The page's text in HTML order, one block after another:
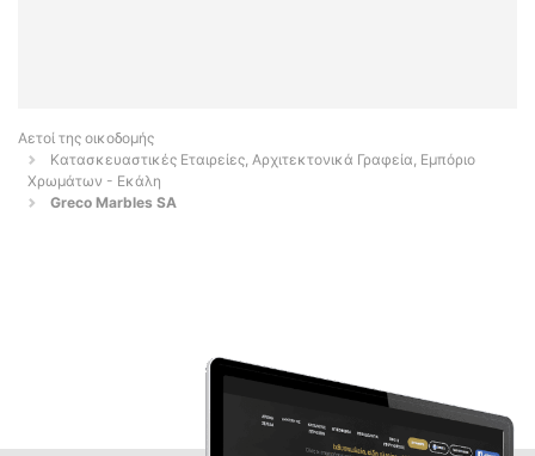
Αετοί της οικοδομής
Κατασκευαστικές Εταιρείες, Αρχιτεκτονικά Γραφεία, Εμπόριο
Χρωμάτων - Εκάλη
Greco Marbles SA